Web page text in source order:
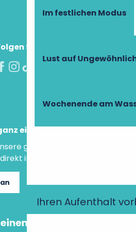
Im festlichen Modus
Lust auf
Wochenende am
Ihren Aufenthalt
Sie uns!
einfach an!
guten Tipps und
in Ihre Mailbox.
Rat?